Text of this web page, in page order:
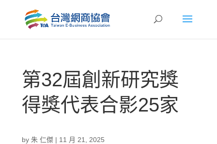
第32屆創新研究獎
得獎代表合影25家
by 朱 仁傑| 11 月 21, 2025